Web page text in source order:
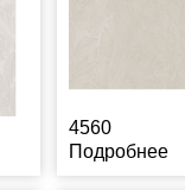
4560
Подробнее